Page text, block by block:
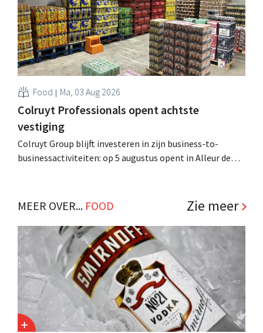
Food Ma, 03 Aug 2026
Colruyt Professionals opent achtste
vestiging
Colruyt Group blijft investeren in zijn business-to-
businessactiviteiten: op 5 augustus opent in Alleur de
klanten. .
MEER OVER... FOOD Zie meer